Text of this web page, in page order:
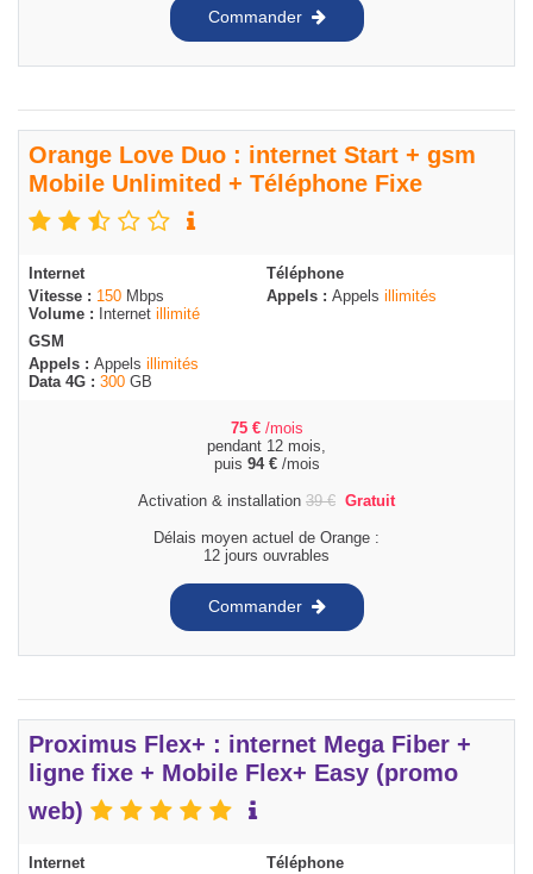
Commander
Orange Love Duo : internet Start + gsm
Mobile Unlimited + Téléphone Fixe
Internet
Vitesse : 150 Mbps
Volume : Internet illimité
Téléphone
Appels : Appels illimités
GSM
Appels : Appels illimités
Data 4G : 300 GB
75 € /mois
pendant 12 mois,
puis 94 €/mois
Activation & installation 39€ Gratuit
Délais moyen actuel de Orange :
12 jours ouvrables
Commander
Proximus Flex+ : internet Mega Fiber +
ligne fixe + Mobile Flex+ Easy (promo
web)
Internet
Téléphone